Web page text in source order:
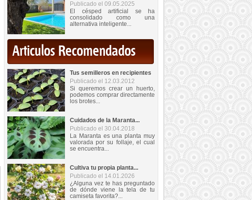
Publicado el 09.05.2025
El césped artificial se ha
consolidado como una
alternativa inteligente...
Articulos Recomendados
Tus semilleros en recipientes
Publicado el 12.03.2012
Si queremos crear un huerto,
podemos comprar directamente
los brotes...
Cuidados de la Maranta...
Publicado el 30.04.2018
La Maranta es una planta muy
valorada por su follaje, el cual
se encuentra...
Cultiva tu propia planta...
Publicado el 14.01.2026
¿Alguna vez te has preguntado
de dónde viene la tela de tu
camiseta favorita?...